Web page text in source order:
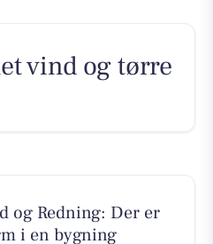
vind og tørre
og Redning: Der er
i en bygning